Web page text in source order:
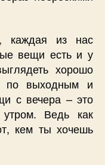
каждая из нас
вещи есть и у
хорошо
по выходным и
с вечера – это
Ведь как
кем ты хочешь